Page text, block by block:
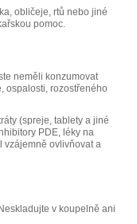
obličeje, rtů nebo jiné
pomoc.
neměli konzumovat
ospalosti, rozostřeného
(spreje, tablety a jiné
PDE, léky na
vzájemně ovlivňovat a
v koupelně ani